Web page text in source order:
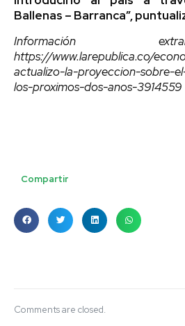
Ballenas – Barranca”,
Información
https://www.larepublica.co/
actualizo-la-proyeccion-sobre-
los-proximos-dos-anos-3914559
Compartir
Comments are closed.